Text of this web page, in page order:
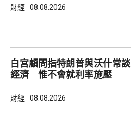
財經 08.08.2026
白宮顧問指特朗普與沃什常談
經濟 惟不會就利率施壓
財經 08.08.2026